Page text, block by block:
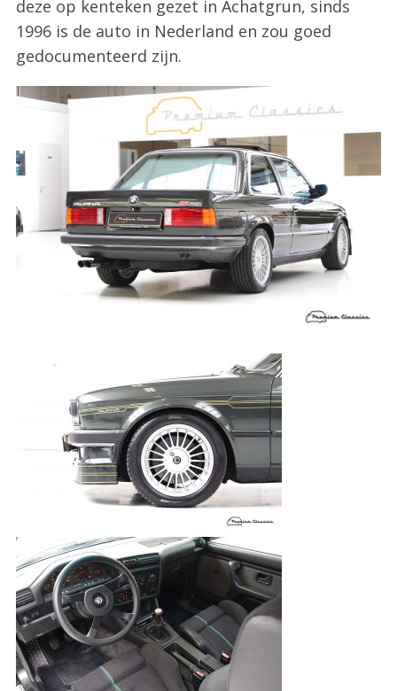
deze op kenteken gezet in Achatgrun, sinds
1996 is de auto in Nederland en zou goed
gedocumenteerd zijn.